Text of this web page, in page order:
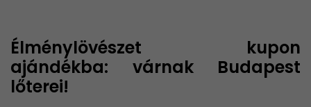
Élménylövészet kupon
ajándékba: várnak Budapest
lőterei!